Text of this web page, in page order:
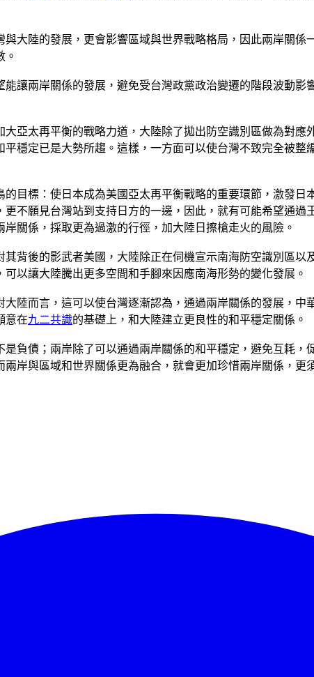
大陸的發展，更會影響區域與世界戰略格局，因此兩岸關
。
讓兩岸關係的發展，避免受台灣政黨政治變遷的階段波動
亞太再平衡的戰略力道，大陸除了拋出防空識別區做為對
穩定已是大勢所趨。這樣，一方面可以使台灣不致完全被
目標：使日本成為美國亞太再平衡戰略的重要環節，激發
不願見台灣站到支持日方的一邊，因此，就有可能希望通
關係，採取更為過激的行徑，加大陸日擦槍走火的風險。
背後的影武者美國，大陸除正在伺機宣示南海防空識別區
以讓大陸騰出更多空間和手腳來因應南海形勢的變化發展。
陸而言，這可以使台灣逐漸認為，通過兩岸關係的發展，
意在九二共識的基礎上，和大陸建立更良性的和平穩定關係。
負債；兩岸除了可以通過兩岸關係的和平穩定，避免互耗
岸與區域和世界關係更為融合，就會更加珍惜兩岸關係，更